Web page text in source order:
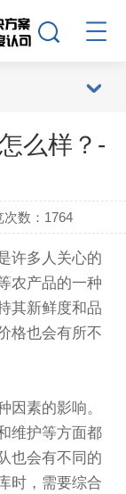
么样？-
次数：1764
许多人关心的
农产品的一种
其新鲜度和品
格也会有所不
素的影响。
维护等方面都
也会有不同的
时，需要综合